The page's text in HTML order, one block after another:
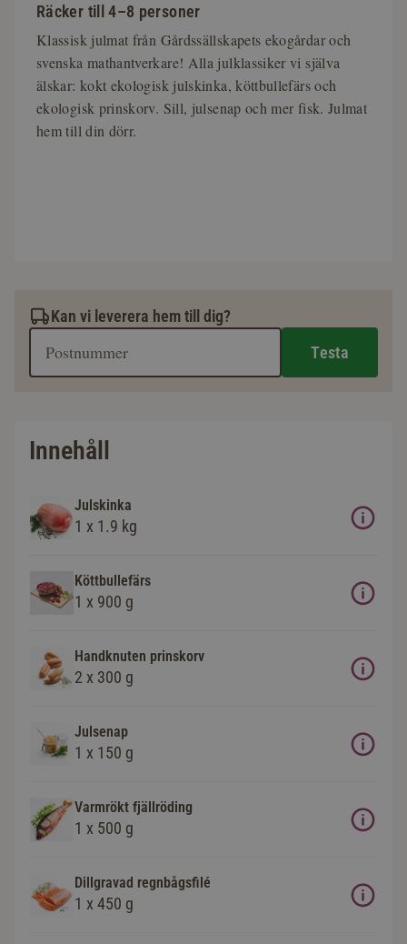
Räcker till 4–8 personer
Klassisk julmat från Gårdssällskapets ekogårdar och
svenska mathantverkare! Alla julklassiker vi själva
älskar: kokt ekologisk julskinka, köttbullefärs och
ekologisk prinskorv. Sill, julsenap och mer fisk. Julmat
hem till din dörr.
Kan vi leverera hem till dig?
Testa
Innehåll
Julskinka
1 x 1.9 kg
Köttbullefärs
1 x 900 g
Handknuten prinskorv
2 x 300 g
Julsenap
1 x 150 g
Varmrökt fjällröding
1 x 500 g
Dillgravad regnbågsfilé
1 x 450 g